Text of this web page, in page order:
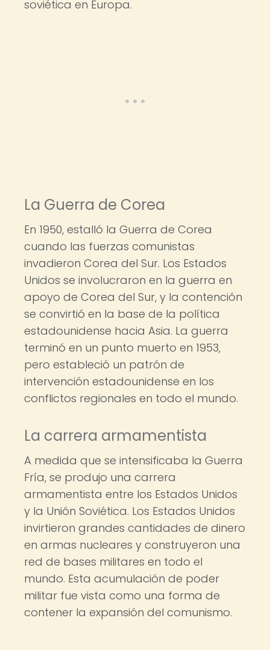
soviética en Europa.
La Guerra de Corea
En 1950, estalló la Guerra de Corea
cuando las fuerzas comunistas
invadieron Corea del Sur. Los Estados
Unidos se involucraron en la guerra en
apoyo de Corea del Sur, y la contención
se convirtió en la base de la política
estadounidense hacia Asia. La guerra
terminó en un punto muerto en 1953,
pero estableció un patrón de
intervención estadounidense en los
conflictos regionales en todo el mundo.
La carrera armamentista
A medida que se intensificaba la Guerra
Fría, se produjo una carrera
armamentista entre los Estados Unidos
y la Unión Soviética. Los Estados Unidos
invirtieron grandes cantidades de dinero
en armas nucleares y construyeron una
red de bases militares en todo el
mundo. Esta acumulación de poder
militar fue vista como una forma de
contener la expansión del comunismo.